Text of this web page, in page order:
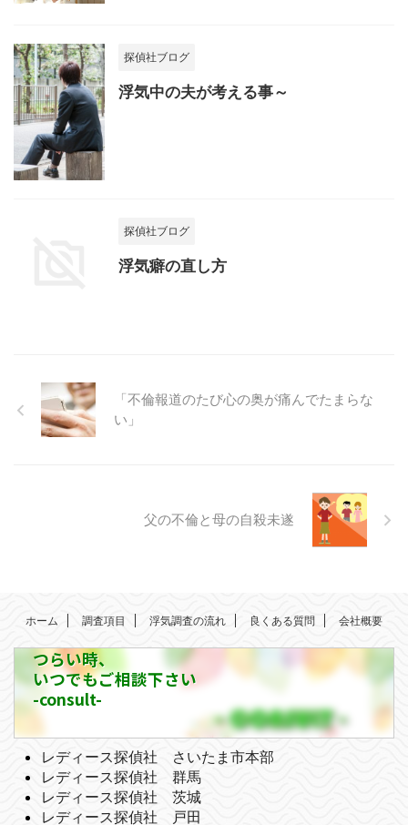
探偵社ブログ
浮気中の夫が考える事～
探偵社ブログ
浮気癖の直し方
「不倫報道のたび心の奥が痛んでたまらな
い」
父の不倫と母の自殺未遂
ホーム 調査項目 浮気調査の流れ 良くある質問 会社概要
つらい時、
いつでもご相談下さい
-consult-
レディース探偵社 さいたま市本部
レディース探偵社 群馬
レディース探偵社 茨城
レディース探偵社 戸田